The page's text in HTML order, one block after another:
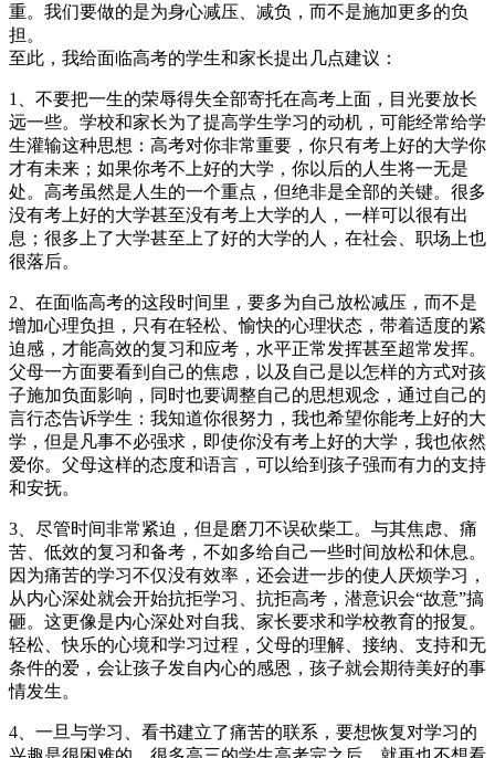
重。我们要做的是为身心减压、减负，而不是施加更多的负
担。
至此，我给面临高考的学生和家长提出几点建议：
1、不要把一生的荣辱得失全部寄托在高考上面，目光要放长
远一些。学校和家长为了提高学生学习的动机，可能经常给学
生灌输这种思想：高考对你非常重要，你只有考上好的大学你
才有未来；如果你考不上好的大学，你以后的人生将一无是
处。高考虽然是人生的一个重点，但绝非是全部的关键。很多
没有考上好的大学甚至没有考上大学的人，一样可以很有出
息；很多上了大学甚至上了好的大学的人，在社会、职场上也
很落后。
2、在面临高考的这段时间里，要多为自己放松减压，而不是
增加心理负担，只有在轻松、愉快的心理状态，带着适度的紧
迫感，才能高效的复习和应考，水平正常发挥甚至超常发挥。
父母一方面要看到自己的焦虑，以及自己是以怎样的方式对孩
子施加负面影响，同时也要调整自己的思想观念，通过自己的
言行态告诉学生：我知道你很努力，我也希望你能考上好的大
学，但是凡事不必强求，即使你没有考上好的大学，我也依然
爱你。父母这样的态度和语言，可以给到孩子强而有力的支持
和安抚。
3、尽管时间非常紧迫，但是磨刀不误砍柴工。与其焦虑、痛
苦、低效的复习和备考，不如多给自己一些时间放松和休息。
因为痛苦的学习不仅没有效率，还会进一步的使人厌烦学习，
从内心深处就会开始抗拒学习、抗拒高考，潜意识会“故意”搞
砸。这更像是内心深处对自我、家长要求和学校教育的报复。
轻松、快乐的心境和学习过程，父母的理解、接纳、支持和无
条件的爱，会让孩子发自内心的感恩，孩子就会期待美好的事
情发生。
4、一旦与学习、看书建立了痛苦的联系，要想恢复对学习的